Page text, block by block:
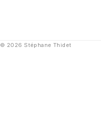
© 2026 Stéphane Thidet